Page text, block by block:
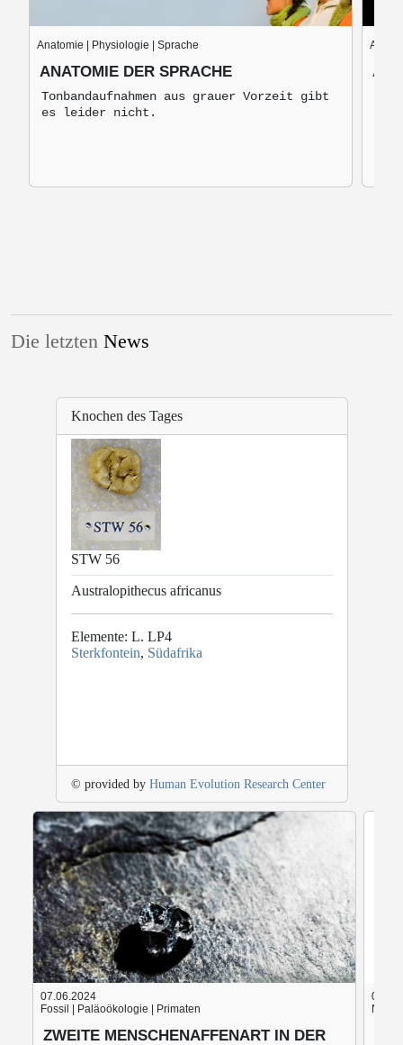
Anatomie | Physiologie | Sprache
ANATOMIE DER SPRACHE
Tonbandaufnahmen aus grauer Vorzeit gibt
es leider nicht.
Die letzten News
Knochen des Tages
STW 56
Australopithecus africanus
Elemente: L. LP4
Sterkfontein, Südafrika
© provided by Human Evolution Research Center
07.06.2024
Fossil | Paläoökologie | Primaten
ZWEITE MENSCHENAFFENART IN DER
Nach